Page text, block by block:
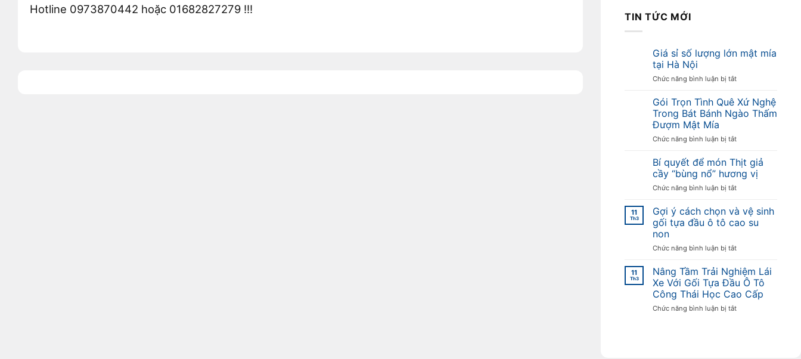
Hotline 0973870442 hoặc 01682827279 !!!
TIN TỨC MỚI
Giá sỉ số lượng lớn mật mía
tại Hà Nội
Chức năng bình luận bị tắtở
sỉ
số
lượng
mật
tại
Hà
Nội
Gói Trọn Tình Quê Xứ Nghệ
Trong Bát Bánh Ngào Thấm
Đượm Mật Mía
Chức năng bình luận bị tắtở
Trọn
Tình
Quê
Xứ
Trong
Bát
Thấm
Mật
Mía
Bí quyết để món Thịt giả
cầy “bùng nổ” hương vị
Chức năng bình luận bị tắtở
quyết
để
món
giả
“bùng
nổ”
hương
vị
11
Th3
Gợi ý cách chọn và vệ sinh
gối tựa đầu ô tô cao su
non
Chức năng bình luận bị tắtở
ý
cách
chọn
và
vệ
11
Th3
Nâng Tầm Trải Nghiệm Lái
Xe Với Gối Tựa Đầu Ô Tô
Công Thái Học Cao Cấp
Chức năng bình luận bị tắtở